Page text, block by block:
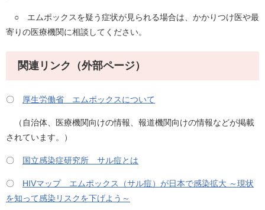
○ エムポックスを疑う症状が見られる場合は、かかりつけ医や最
寄りの医療機関に相談してください。
関連リンク（外部ページ）
〇 厚生労働省 エムポックスについて
（自治体、医療機関向けの情報、報道機関向けの情報などが掲載
されています。）
〇 国立感染症研究所 サル痘とは
〇 HIVマップ エムポックス（サル痘）が日本で感染拡大 ～現状
を知って感染リスクを下げよう～